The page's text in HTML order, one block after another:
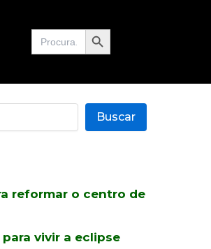
Search
for:
Search Button
Buscar
reformar o centro de
vivir a eclipse